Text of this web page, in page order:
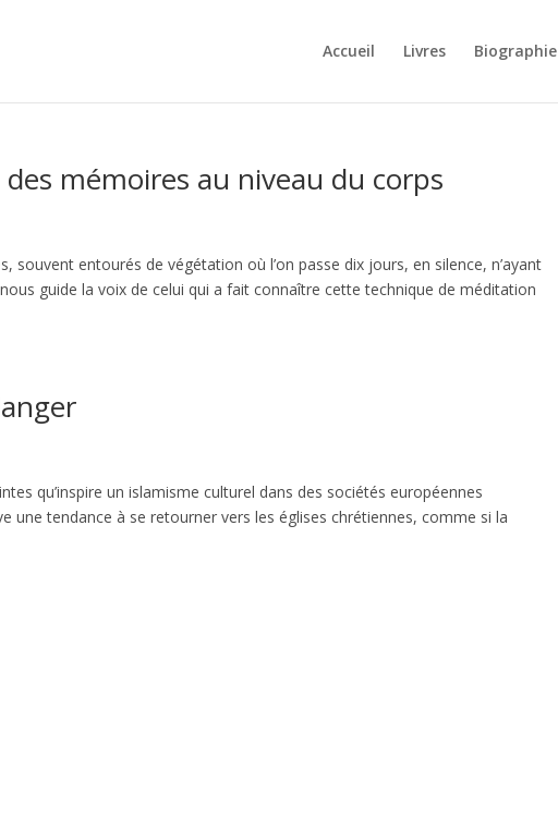
Accueil Livres Biographie
mémoires au niveau du corps
souvent entourés de végétation où l’on passe dix jours, en silence, n’ayant
guide la voix de celui qui a fait connaître cette technique de méditation
qu’inspire un islamisme culturel dans des sociétés européennes
une tendance à se retourner vers les églises chrétiennes, comme si la